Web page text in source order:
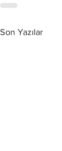
Son Yazılar